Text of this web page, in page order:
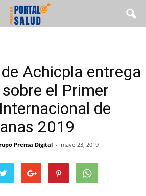
Achicpla entrega
el Primer
de
2019
Prensa Digital - mayo 23, 2019